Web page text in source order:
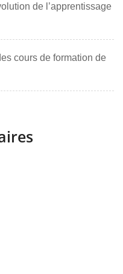
de l’apprentissage
cours de formation de